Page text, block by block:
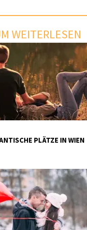
WEITERLESEN
PLÄTZE IN WIEN